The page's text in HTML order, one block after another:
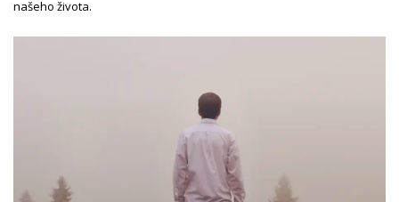
našeho života.